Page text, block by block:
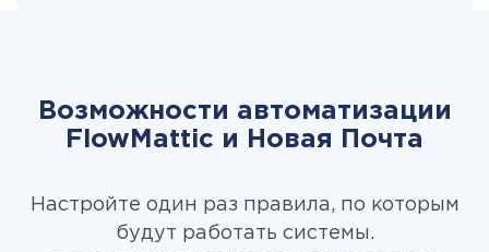
Возможности автоматизации
FlowMattic и Новая Почта
Настройте один раз правила, по которым
будут работать системы.